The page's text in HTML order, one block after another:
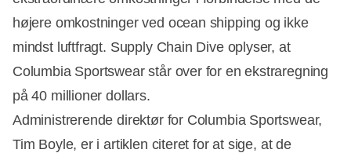
højere omkostninger ved ocean shipping og ikke
mindst luftfragt. Supply Chain Dive oplyser, at
Columbia Sportswear står over for en ekstraregning
på 40 millioner dollars.
Administrerende direktør for Columbia Sportswear,
Tim Boyle, er i artiklen citeret for at sige, at de